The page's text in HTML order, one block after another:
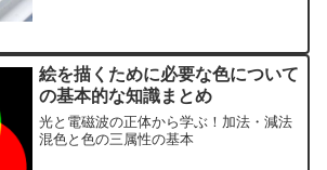
絵を描くために必要な色について
の基本的な知識まとめ
光と電磁波の正体から学ぶ！加法・減法
混色と色の三属性の基本